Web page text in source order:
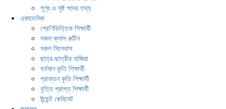
শূণ্য ও সৃষ্ট পদের তথ্য
একাডেমিক
শ্রেণিভিত্তিক শিক্ষার্থী
সকল ক্লাস রুটিন
সকল সিলেবাস
ছাত্র-ছাত্রীর হাজিরা
বর্তমান কৃতি শিক্ষার্থী
প্রাক্তন কৃতি শিক্ষার্থী
বৃত্তি প্রাপ্ত শিক্ষার্থী
ষ্টুডেন্ট কেবিনেট